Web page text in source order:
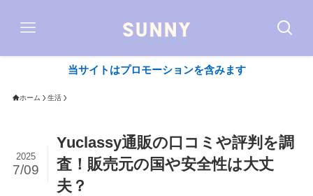
当サイトはプロモーションを含みます
ホーム 生活
Yuclassy通販の口コミや評判を調
査！販売元の国や安全性は大丈
夫？
2025
7/09